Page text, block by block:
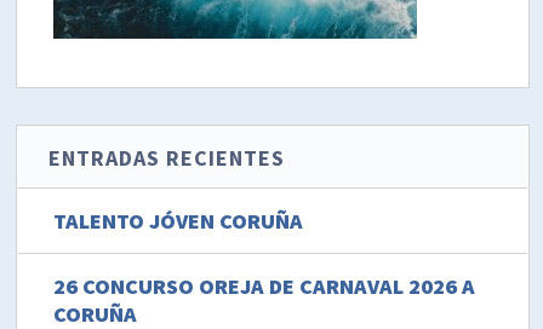
ENTRADAS RECIENTES
TALENTO JÓVEN CORUÑA
26 CONCURSO OREJA DE CARNAVAL 2026 A
CORUÑA